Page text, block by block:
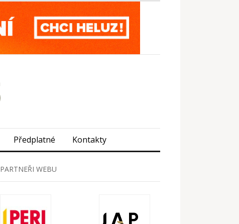
Předplatné Kontakty
PARTNEŘI WEBU